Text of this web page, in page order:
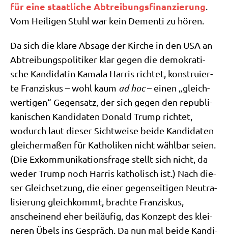
für eine staat­li­che Abtrei­bungs­fi­nan­zie­rung.
Vom Hei­li­gen Stuhl war kein Demen­ti zu hören.
Da sich die kla­re Absa­ge der Kir­che in den USA an
Abtrei­bungs­po­li­ti­ker klar gegen die demo­kra­ti­
sche Kan­di­da­tin Kama­la Har­ris rich­tet, kon­stru­ier­
te Fran­zis­kus – wohl kaum ad hoc– einen „gleich­
wer­ti­gen“ Gegen­satz, der sich gegen den repu­bli­
ka­ni­schen Kan­di­da­ten Donald Trump rich­tet,
wodurch laut die­ser Sicht­wei­se bei­de Kan­di­da­ten
glei­cher­ma­ßen für Katho­li­ken nicht wähl­bar sei­en.
(Die Exkom­mu­ni­ka­ti­ons­fra­ge stellt sich nicht, da
weder Trump noch Har­ris katho­lisch ist.) Nach die­
ser Gleich­set­zung, die einer gegen­sei­ti­gen Neu­tra­
li­sie­rung gleich­kommt, brach­te Fran­zis­kus,
anschei­nend eher bei­läu­fig, das Kon­zept des klei­
ne­ren Übels ins Gespräch. Da nun mal bei­de Kan­di­